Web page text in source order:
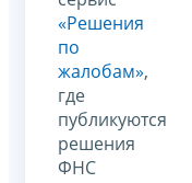
«Решения
по
жалобам»,
где
публикуются
решения
ФНС